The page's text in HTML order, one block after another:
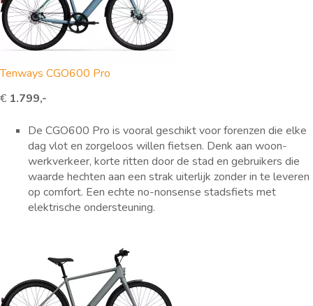
Tenways CGO600 Pro
€ 1.799,-
De CGO600 Pro is vooral geschikt voor forenzen die elke
dag vlot en zorgeloos willen fietsen. Denk aan woon-
werkverkeer, korte ritten door de stad en gebruikers die
waarde hechten aan een strak uiterlijk zonder in te leveren
op comfort. Een echte no-nonsense stadsfiets met
elektrische ondersteuning.